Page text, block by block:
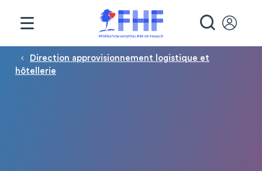
Fil d'Ariane
Direction approvisionnement logistique et
hôtellerie
Panneau de gestion des cookies